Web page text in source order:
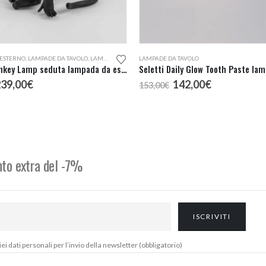
LAMPADE DA TAVOLO LAMPADE DA TERRA
Seletti Monkey Lamp seduta lampada da esterno
prezzo
€Il
LAMPADE DA TAVOLO
153,00€ Il
prezzo
142,00€Il
extra del -7%
dati personali per l’invio della newsletter (obbligatorio)